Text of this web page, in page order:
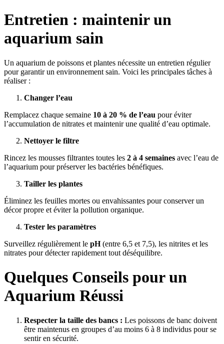
Entretien : maintenir un
aquarium sain
Un aquarium de poissons et plantes nécessite un entretien régulier
pour garantir un environnement sain. Voici les principales tâches à
réaliser :
Changer l’eau
Remplacez chaque semaine 10 à 20 % de l’eau pour éviter
l’accumulation de nitrates et maintenir une qualité d’eau optimale.
Nettoyer le filtre
Rincez les mousses filtrantes toutes les 2 à 4 semaines avec l’eau de
l’aquarium pour préserver les bactéries bénéfiques.
Tailler les plantes
Éliminez les feuilles mortes ou envahissantes pour conserver un
décor propre et éviter la pollution organique.
Tester les paramètres
Surveillez régulièrement le pH(entre 6,5 et 7,5), les nitrites et les
nitrates pour détecter rapidement tout déséquilibre.
Quelques Conseils pour un
Aquarium Réussi
Respecter la taille des bancs : Les poissons de banc doivent
être maintenus en groupes d’au moins 6 à 8 individus pour se
sentir en sécurité.